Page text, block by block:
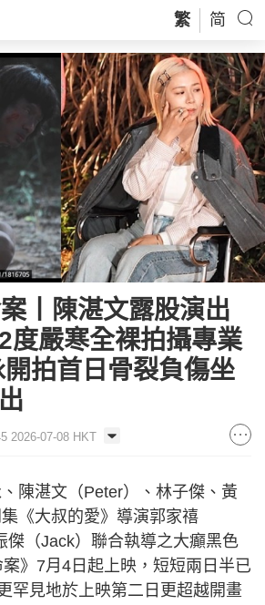
繁 简
丨陳湛文露股演出
度嚴寒全裸拍攝專業
拍首日骨裂負傷坐
2026-07-08 HKT
陳湛文（Peter）、林子傑、黃
《大叔的愛》導演郭家禧
傑（Jack）聯合執導之大癲黑色
》7月4日起上映，短短兩日半已
罕見地於上映第二日更超越開畫